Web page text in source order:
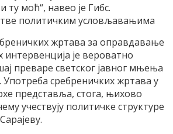
ту моћ“, навео је Гибс.
политичким условљавањима
жртава за оправдавање
интервенција је вероватно
преваре светског јавног мњења
сребреничких жртава у
представља, стога, њихово
учествују политичке структуре